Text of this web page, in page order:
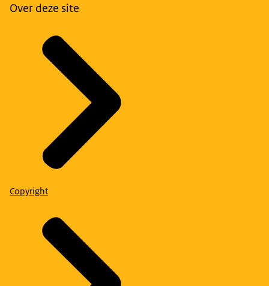
Over deze site
Copyright